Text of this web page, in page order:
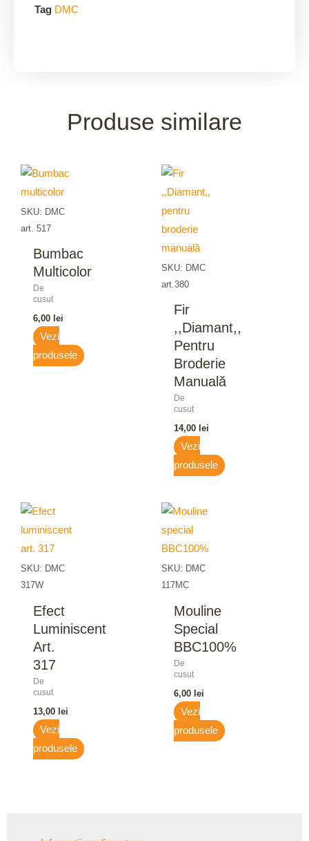
Tag DMC
Produse similare
SKU: DMC
art. 517
Bumbac
Multicolor
De
cusut
6,00 lei
Vezi
produsele
SKU: DMC
art.380
Fir
,,Diamant,,
Pentru
Broderie
Manuală
De
cusut
14,00 lei
Vezi
produsele
SKU: DMC
317W
Efect
Luminiscent
Art.
317
De
cusut
13,00 lei
Vezi
produsele
SKU: DMC
117MC
Mouline
Special
BBC100%
De
cusut
6,00 lei
Vezi
produsele